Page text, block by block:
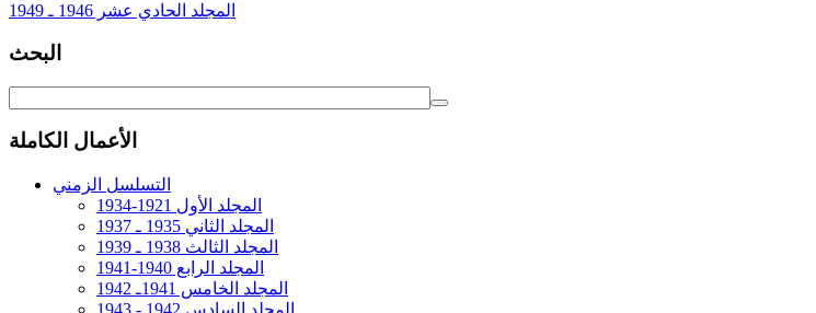
المجلد الحادي عشر 1946 ـ 1949
البحث
الأعمال الكاملة
التسلسل الزمني
المجلد الأول 1921-1934
المجلد الثاني 1935 ـ 1937
المجلد الثالث 1938 ـ 1939
المجلد الرابع 1940-1941
المجلد الخامس 1941ـ 1942